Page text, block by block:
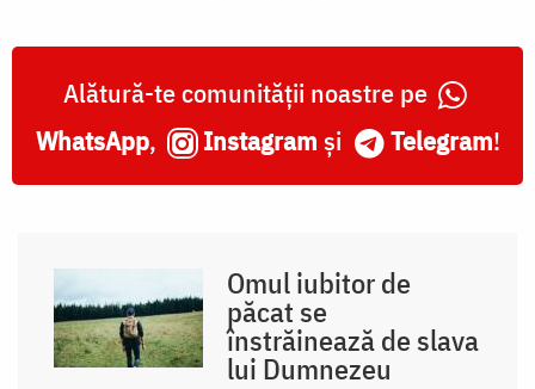
Alătură-te comunității noastre pe
WhatsApp, Instagram și Telegram!
Omul iubitor de
păcat se
înstrăinează de slava
lui Dumnezeu